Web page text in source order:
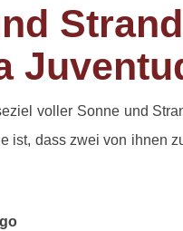
voller Sonne und
ist, dass zwei von ihnen